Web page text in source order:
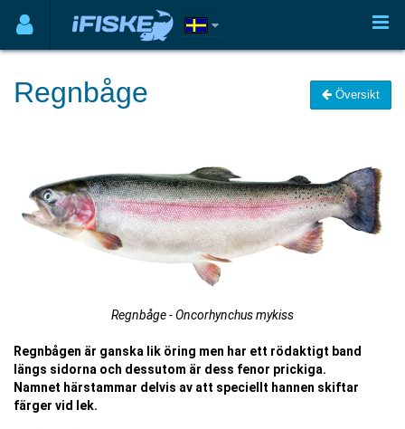
Regnbåge Översikt
Regnbåge - Oncorhynchus mykiss
Regnbågen är ganska lik öring men har ett rödaktigt band
längs sidorna och dessutom är dess fenor prickiga.
Namnet härstammar delvis av att speciellt hannen skiftar
färger vid lek.